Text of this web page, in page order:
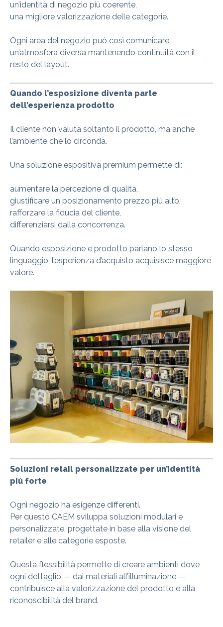
un’identità di negozio più coerente,
una migliore valorizzazione delle categorie.
Ogni area del negozio può così comunicare
un’atmosfera diversa mantenendo continuità con il
resto del layout.
Quando l’esposizione diventa parte
dell’esperienza prodotto
Il cliente non valuta soltanto il prodotto, ma anche
l’ambiente che lo circonda.
Una soluzione espositiva premium permette di:
aumentare la percezione di qualità,
giustificare un posizionamento prezzo più alto,
rafforzare la fiducia del cliente,
differenziarsi dalla concorrenza.
Quando esposizione e prodotto parlano lo stesso
linguaggio, l’esperienza d’acquisto acquisisce maggiore
valore.
Soluzioni retail personalizzate per un’identità
più forte
Ogni negozio ha esigenze differenti.
Per questo CAEM sviluppa soluzioni modulari e
personalizzate, progettate in base alla visione del
retailer e alle categorie esposte.
Questa flessibilità permette di creare ambienti dove
ogni dettaglio — dai materiali all’illuminazione —
contribuisce alla valorizzazione del prodotto e alla
riconoscibilità del brand.